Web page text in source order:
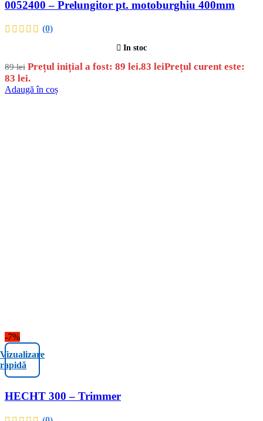
0052400 – Prelungitor pt. motoburghiu 400mm
(0)
In stoc
89lei Prețul inițial a fost: 89 lei.83 leiPrețul curent este:
83 lei.
Adaugă în coș
-7%
Vizualizare
rapidă
HECHT 300 – Trimmer